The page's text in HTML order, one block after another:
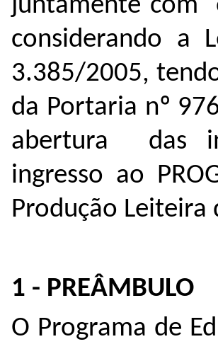
juntamente com
considerando a
3.385/2005,
da Portaria nº
abertura das
ingresso ao
Produção Leiteira
1 - PREÂMBULO
O Programa de